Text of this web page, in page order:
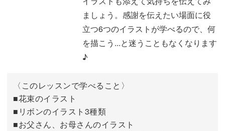
楽しむ気持ちを大切に、ぜひお気軽にご受講いただければ
レッスンでお待ちしております。
06:46
10:51
プレゼントボックスを描く 13:14
ガーランドを描く
完成♪
ましょう。感謝を伝えたい場面に役
立つ6つのイラストが学べるので、何
を描こう...と迷うこともなくなります
♪
〈このレッスンで学べること〉
■花束のイラスト
■リボンのイラスト3種類
■お父さん、お母さんのイラスト